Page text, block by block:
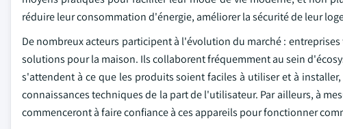
réduire leur consommation d'énergie, améliorer la sécurité de leur
De nombreux acteurs participent à l'évolution du marché :
solutions pour la maison. Ils collaborent fréquemment au sein
s'attendent à ce que les produits soient faciles à utiliser et à
connaissances techniques de la part de l'utilisateur. Par ailleurs, à
commenceront à faire confiance à ces appareils pour fonctionner